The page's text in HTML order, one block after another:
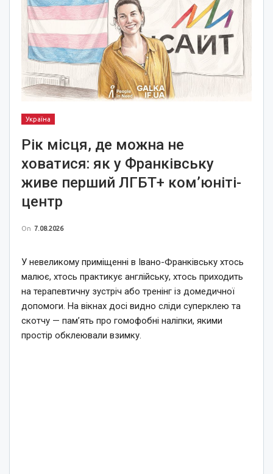
Україна
Рік місця, де можна не
ховатися: як у Франківську
живе перший ЛГБТ+ ком’юніті-
центр
On 7.08.2026
У невеликому приміщенні в Івано-Франківську хтось
малює, хтось практикує англійську, хтось приходить
на терапевтичну зустріч або тренінг із домедичної
допомоги. На вікнах досі видно сліди суперклею та
скотчу — пам’ять про гомофобні наліпки, якими
простір обклеювали взимку.